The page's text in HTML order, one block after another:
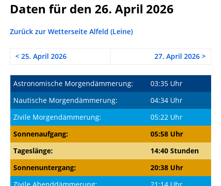
Daten für den 26. April 2026
Zurück zur Wetterseite Alfeld (Leine)
< 25. April 2026 27. April 2026 >
Astronomische Morgendämmerung:
03:35 Uhr
Nautische Morgendämmerung:
04:34 Uhr
Zivile Morgendämmerung:
05:22 Uhr
Sonnenaufgang:
05:58 Uhr
Tageslänge:
14:40 Stunden
Sonnenuntergang:
20:38 Uhr